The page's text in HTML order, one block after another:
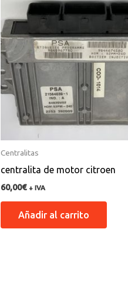
Centralitas
centralita de motor citroen
60,00€ + IVA
Añadir al carrito